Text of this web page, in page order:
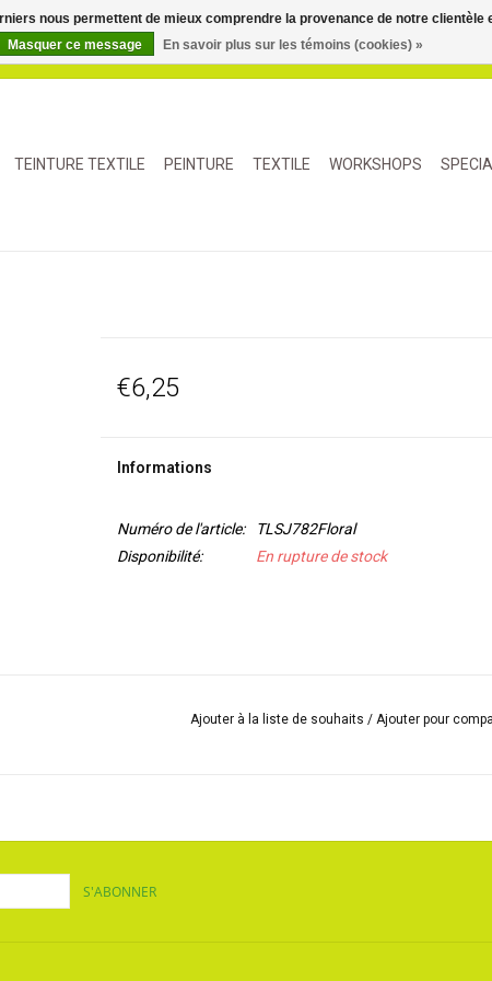
TEINTURE TEXTILE PEINTURE TEXTILE WORKSHOPS
€6,25
Informations
Numéro de l'article:
TLSJ782Floral
Disponibilité:
En rupture de stock
Ajouter à la liste de souhaits/Ajouter pour
S'ABONNER
nous permettent de mieux comprendre la provenance de notre
Masquer ce message
En savoir plus sur les témoins (cookies) »